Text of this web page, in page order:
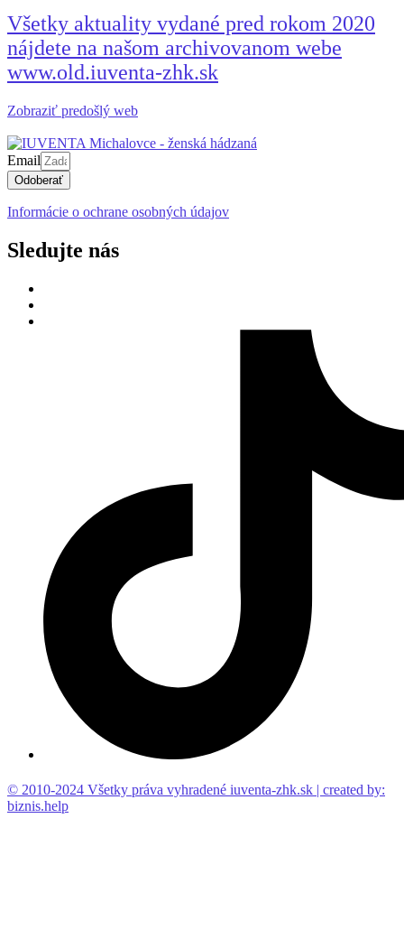
Všetky aktuality vydané pred rokom 2020
nájdete na našom archivovanom webe
www.old.iuventa-zhk.sk
Zobraziť predošlý web
Email
Odoberať
Informácie o ochrane osobných údajov
Sledujte nás
© 2010-2024 Všetky práva vyhradené iuventa-zhk.sk | created by:
biznis.help